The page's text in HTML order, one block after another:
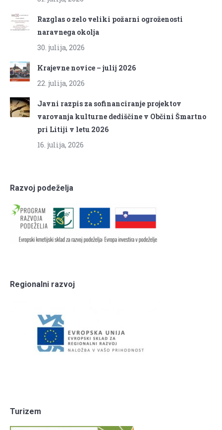
Razglas o zelo veliki požarni ogroženosti
naravnega okolja
30. julija, 2026
Krajevne novice – julij 2026
22. julija, 2026
Javni razpis za sofinanciranje projektov
varovanja kulturne dediščine v Občini Šmartno
pri Litiji v letu 2026
16. julija, 2026
Razvoj podeželja
Regionalni razvoj
Turizem